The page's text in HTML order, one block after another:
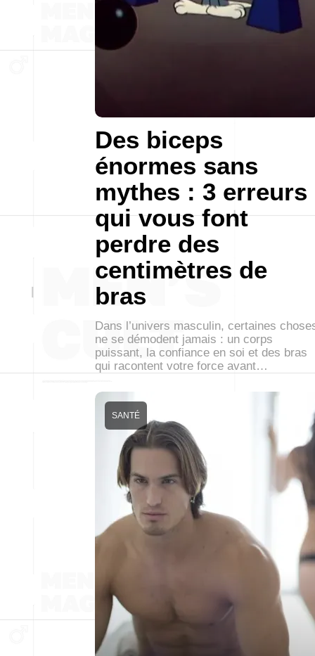
Des biceps
énormes sans
mythes : 3 erreurs
qui vous font
perdre des
centimètres de
bras
Dans l’univers masculin, certaines
ne se démodent jamais : un corps
puissant, la confiance en soi et des bras
qui racontent votre force avant…
SANTÉ